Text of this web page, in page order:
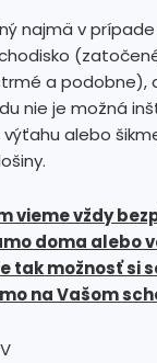
najmä v
a podobne),
nie je možná
alebo
vieme vždy
doma alebo
tak možnosť si
na Vašom